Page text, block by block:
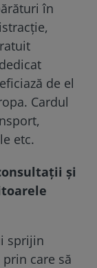
în
de el
Cardul
etc.
și
sprijin
care să